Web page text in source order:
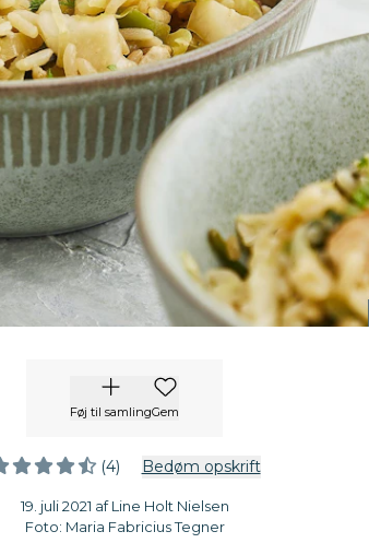
Føj til samlingGem
(4) Bedøm opskrift
19. juli 2021 af Line Holt Nielsen
Foto: Maria Fabricius Tegner